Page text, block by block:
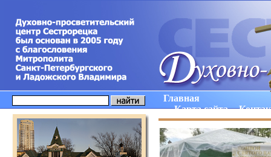
Главная
Карта сайта